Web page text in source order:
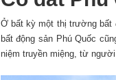
Ở bất kỳ một thị trường bất
bất động sản Phú Quốc
niệm truyền miệng, từ